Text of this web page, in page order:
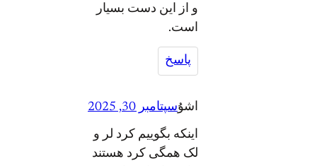
و از این دست بسیار
است.
پاسخ
اشۇسپتامبر 30, 2025
اینکه بگوییم کرد لر و
لک همگی کرد هستند